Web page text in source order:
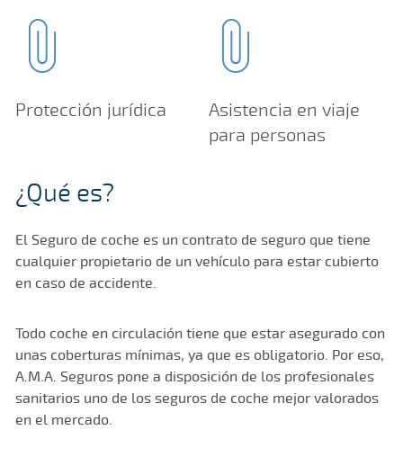
Protección jurídica
Asistencia en viaje
para personas
¿Qué es?
El Seguro de coche es un contrato de seguro que tiene
cualquier propietario de un vehículo para estar cubierto
en caso de accidente.
Todo coche en circulación tiene que estar asegurado con
unas coberturas mínimas, ya que es obligatorio. Por eso,
A.M.A. Seguros pone a disposición de los profesionales
sanitarios uno de los seguros de coche mejor valorados
en el mercado.